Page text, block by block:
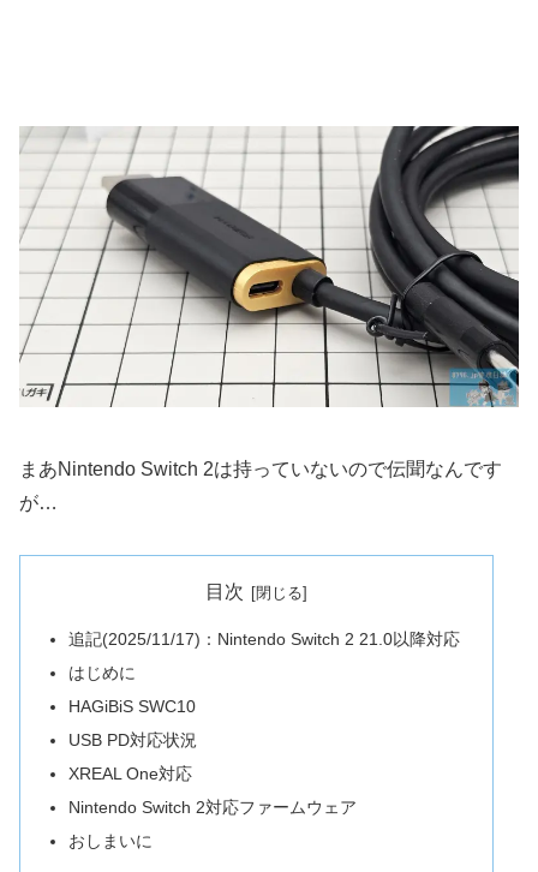
まあNintendo Switch 2は持っていないので伝聞なんです
が…
目次
追記(2025/11/17)：Nintendo Switch 2 21.0以降対応
はじめに
HAGiBiS SWC10
USB PD対応状況
XREAL One対応
Nintendo Switch 2対応ファームウェア
おしまいに